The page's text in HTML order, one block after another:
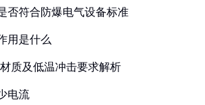
否符合防爆电气设备标准
用是什么
质及低温冲击要求解析
电流